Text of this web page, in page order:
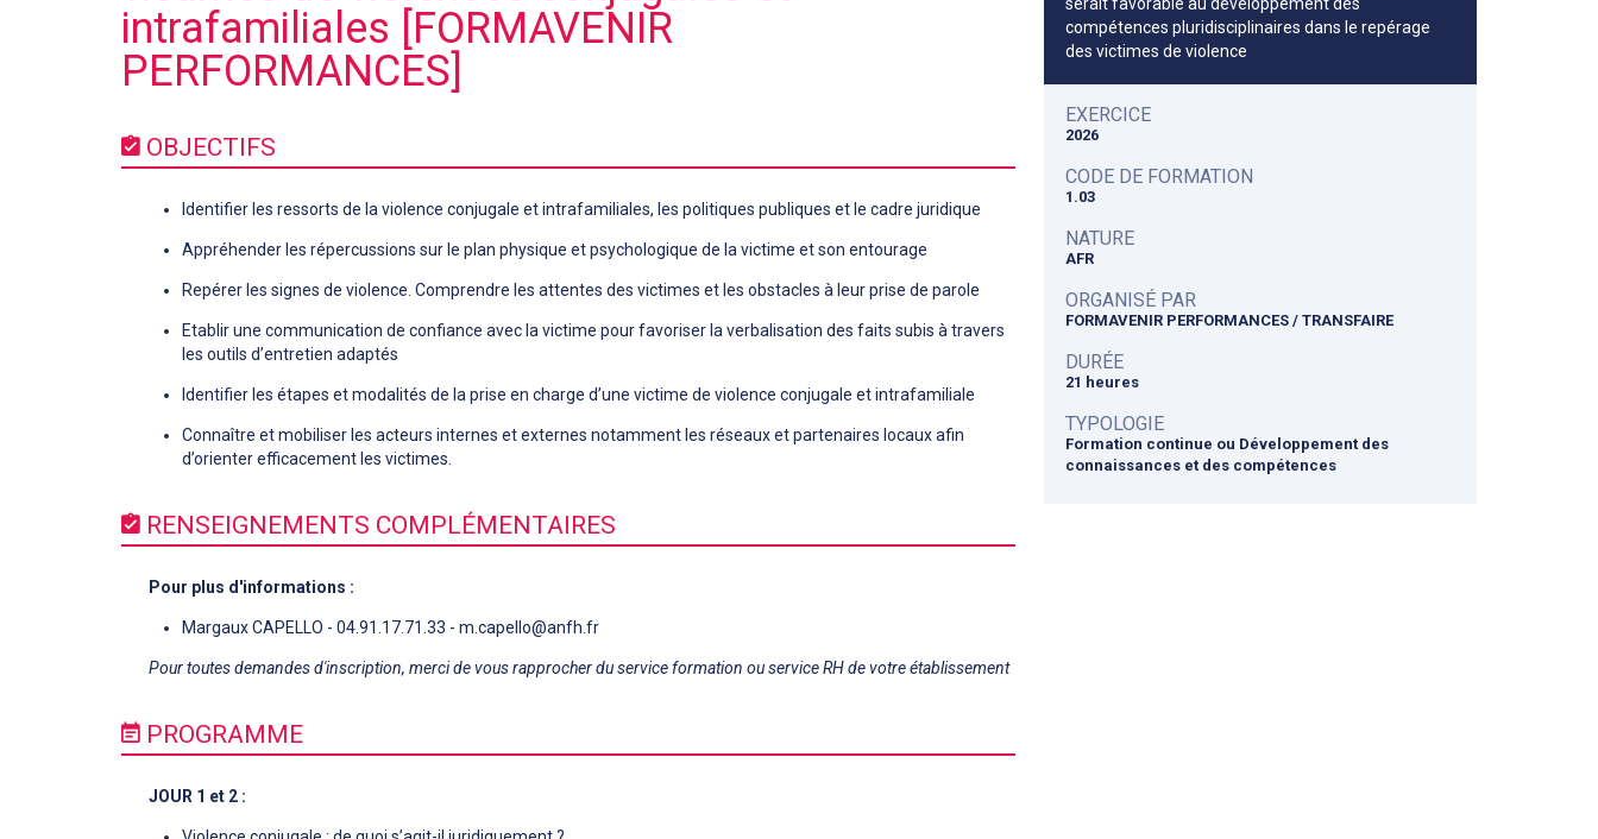
intrafamiliales [FORMAVENIR
PERFORMANCES]
OBJECTIFS
Identifier les ressorts de la violence conjugale et intrafamiliales, les politiques publiques et le cadre juridique
Appréhender les répercussions sur le plan physique et psychologique de la victime et son entourage
Repérer les signes de violence. Comprendre les attentes des victimes et les obstacles à leur prise de parole
Etablir une communication de confiance avec la victime pour favoriser la verbalisation des faits subis à travers
les outils d’entretien adaptés
Identifier les étapes et modalités de la prise en charge d’une victime de violence conjugale et intrafamiliale
Connaître et mobiliser les acteurs internes et externes notamment les réseaux et partenaires locaux afin
d’orienter efficacement les victimes.
RENSEIGNEMENTS COMPLÉMENTAIRES
Pour plus d'informations :
Margaux CAPELLO - 04.91.17.71.33 - m.capello@anfh.fr
Pour toutes demandes d'inscription, merci de vous rapprocher du service formation ou service RH de votre établissement
PROGRAMME
JOUR 1 et 2 :
serait favorable au développement des
compétences pluridisciplinaires dans le repérage
des victimes de violence
EXERCICE
2026
CODE DE FORMATION
1.03
NATURE
AFR
ORGANISÉ PAR
FORMAVENIR PERFORMANCES / TRANSFAIRE
DURÉE
21 heures
TYPOLOGIE
Formation continue ou Développement des
connaissances et des compétences